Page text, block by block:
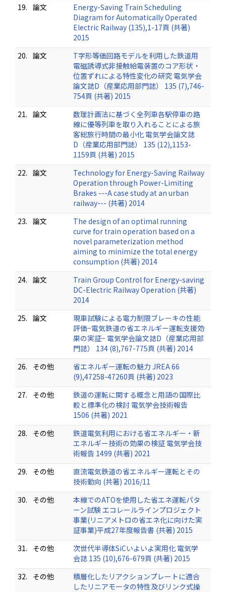
19. 論文
Energy-Saving Train Scheduling
Diagram for Automatically Operated
Electric Railway (135),1-17頁 (共著)
2015
20. 論文
T字形等価回路モデルを利用した鉄道用
電磁誘導式非接触給電装置のコア形状・
位置ずれによる特性変化の研究 電気学会
論文誌D（産業応用部門誌） 135 (7),746-
754頁 (共著) 2015
21. 論文
数理計画法に基づく全列車各駅停車の路
線に優等列車を取り入れることによる旅
客総旅行時間の最小化 電気学会論文誌
D（産業応用部門誌） 135 (12),1153-
1159頁 (共著) 2015
22. 論文
Technology for Energy-Saving Railway
Operation through Power-Limiting
Brakes ---A case study at an urban
railway--- (共著) 2014
23. 論文
The design of an optimal running
curve for train operation based on a
novel parameterization method
aiming to minimize the total energy
consumption (共著) 2014
24. 論文
Train Group Control for Energy-saving
DC-Electric Railway Operation (共著)
2014
25. 論文
現車試験による電力制限ブレーキの性能
評価−電気鉄道の省エネルギー運転支援効
果の実証− 電気学会論文誌D（産業応用部
門誌） 134 (8),767-775頁 (共著) 2014
26.
その他
省エネルギー運転の魅力 JREA 66
(9),47258-47260頁 (共著) 2023
27.
その他
鉄道の運転に関する概念と用語の国際比
較と標準化の検討 電気学会技術報告
1506 (共著) 2021
28.
その他
鉄道電気利用における省エネルギー・新
エネルギー技術の効果の検証 電気学会技
術報告 1499 (共著) 2021
29.
その他
直流電気鉄道の省エネルギー運転とその
技術動向 (共著) 2016/11
30.
その他
本線でのATOを使用した省エネ運転パタ
ーン試験 エコレールラインプロジェクト
事業(リニアメトロの省エネ化に向けた実
証事業)平成27年度報告書 (共著) 2015
31.
その他
次世代半導体SiCいよいよ実用化 電気学
会誌 135 (10),676-679頁 (共著) 2015
32.
その他
積層化したリアクションプレートに適合
したリニアモータの特性及びリンク式操